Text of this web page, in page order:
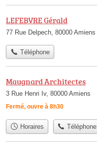
LEFEBVRE Gérald
77 Rue Delpech, 80000 Amiens
Téléphone
Maugnard Architectes
3 Rue Henri Iv, 80000 Amiens
Fermé, ouvre à 8h30
Horaires Téléphone